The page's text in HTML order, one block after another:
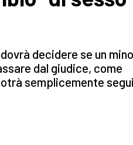
decidere se un
dal giudice, come
semplicemente